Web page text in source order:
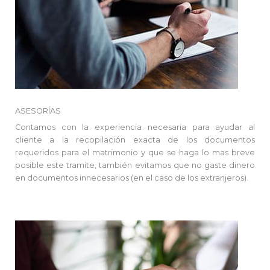
ASESORÍAS
Contamos con la experiencia necesaria para ayudar al
cliente a la recopilación exacta de los documentos
requeridos para el matrimonio y que se haga lo mas breve
posible este tramite, también evitamos que no gaste dinero
en documentos innecesarios (en el caso de los extranjeros).